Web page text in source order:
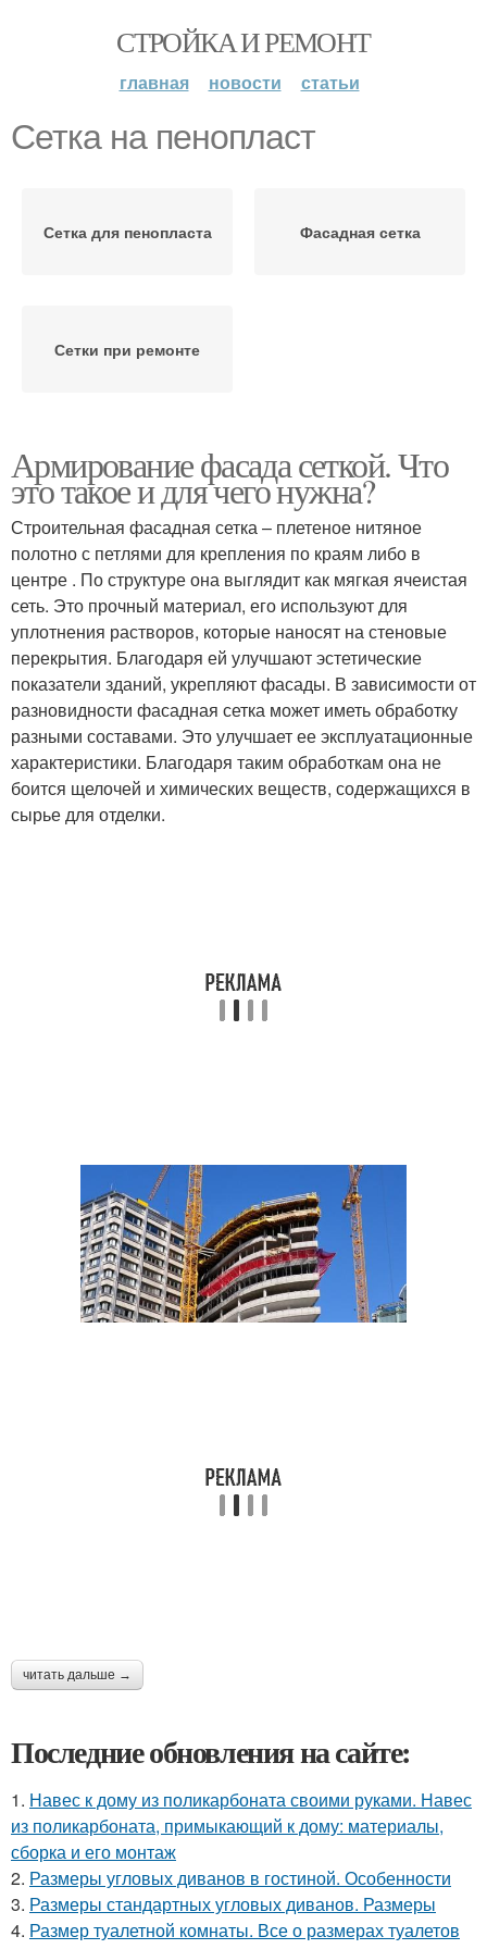
СТРОЙКА И РЕМОНТ
главная новости статьи
Сетка на пенопласт
Сетка для пенопласта Фасадная сетка
Сетки при ремонте
Армирование фасада сеткой. Что
это такое и для чего нужна?
Строительная фасадная сетка – плетеное нитяное
полотно с петлями для крепления по краям либо в
центре . По структуре она выглядит как мягкая ячеистая
сеть. Это прочный материал, его используют для
уплотнения растворов, которые наносят на стеновые
перекрытия. Благодаря ей улучшают эстетические
показатели зданий, укрепляют фасады. В зависимости от
разновидности фасадная сетка может иметь обработку
разными составами. Это улучшает ее эксплуатационные
характеристики. Благодаря таким обработкам она не
боится щелочей и химических веществ, содержащихся в
сырье для отделки.
читать дальше →
Последние обновления на сайте:
1. Навес к дому из поликарбоната своими руками. Навес
из поликарбоната, примыкающий к дому: материалы,
сборка и его монтаж
2. Размеры угловых диванов в гостиной. Особенности
3. Размеры стандартных угловых диванов. Размеры
4. Размер туалетной комнаты. Все о размерах туалетов